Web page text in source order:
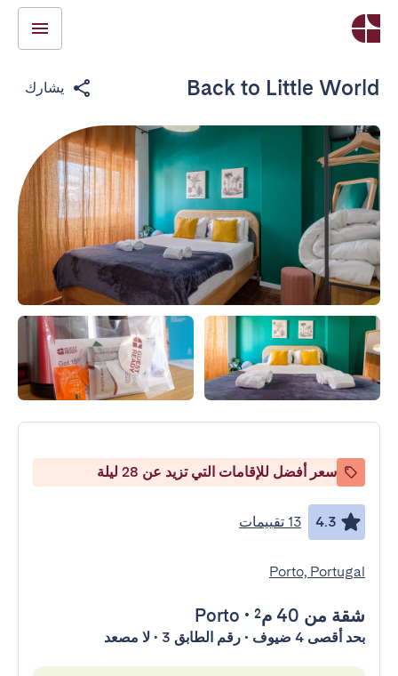
Back to Little World يشارك
سعر أفضل للإقامات التي تزيد عن 28 ليلة
4.3 13 تقييمات
Porto, Portugal
شقة من 40 م² •
Porto
بحد أقصى 4 ضيوف • رقم الطابق 3 • لا مصعد